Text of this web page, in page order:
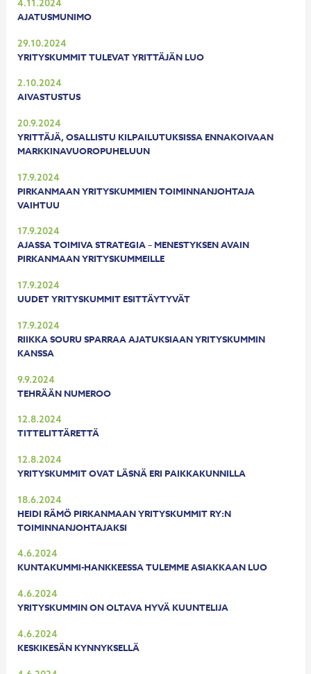
AJATUSMUNIMO
4.11.2024
YRITYSKUMMIT TULEVAT YRITTÄJÄN LUO
29.10.2024
AIVASTUSTUS
2.10.2024
YRITTÄJÄ, OSALLISTU KILPAILUTUKSISSA ENNAKOIVAAN
MARKKINAVUOROPUHELUUN
20.9.2024
PIRKANMAAN YRITYSKUMMIEN TOIMINNANJOHTAJA
VAIHTUU
17.9.2024
AJASSA TOIMIVA STRATEGIA – MENESTYKSEN AVAIN
PIRKANMAAN YRITYSKUMMEILLE
17.9.2024
UUDET YRITYSKUMMIT ESITTÄYTYVÄT
17.9.2024
RIIKKA SOURU SPARRAA AJATUKSIAAN YRITYSKUMMIN
KANSSA
17.9.2024
TEHRÄÄN NUMEROO
9.9.2024
TITTELITTÄRETTÄ
12.8.2024
YRITYSKUMMIT OVAT LÄSNÄ ERI PAIKKAKUNNILLA
12.8.2024
HEIDI RÄMÖ PIRKANMAAN YRITYSKUMMIT RY:N
TOIMINNANJOHTAJAKSI
18.6.2024
KUNTAKUMMI-HANKKEESSA TULEMME ASIAKKAAN LUO
4.6.2024
YRITYSKUMMIN ON OLTAVA HYVÄ KUUNTELIJA
4.6.2024
KESKIKESÄN KYNNYKSELLÄ
4.6.2024